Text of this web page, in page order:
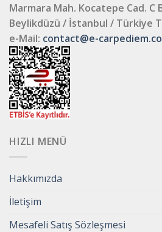
Marmara Mah. Kocatepe Cad. C
Beylikdüzü / İstanbul / Türkiye
e-Mail: contact@e-
HIZLI MENÜ
Hakkımızda
İletişim
Mesafeli Satış Sözleşmesi